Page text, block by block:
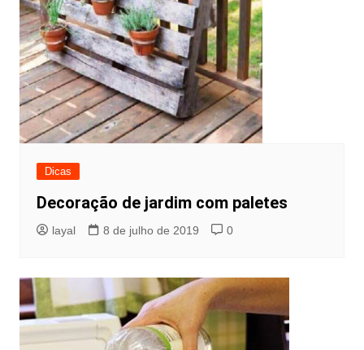
Dicas
Decoração de jardim com paletes
layal 8 de julho de 2019 0